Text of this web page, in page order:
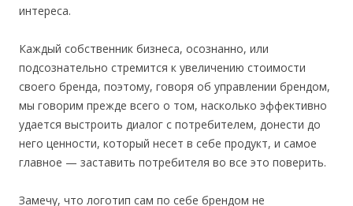
интереса.
Каждый собственник бизнеса, осознанно, или
подсознательно стремится к увеличению стоимости
своего бренда, поэтому, говоря об управлении брендом,
мы говорим прежде всего о том, насколько эффективно
удается выстроить диалог с потребителем, донести до
него ценности, который несет в себе продукт, и самое
главное — заставить потребителя во все это поверить.
Замечу, что логотип сам по себе брендом не